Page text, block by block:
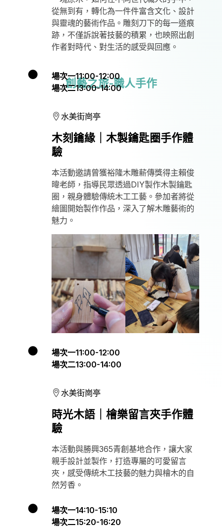
從無到有，轉化為一件件富含文化、設計
與靈魂的藝術作品。雕刻刀下的每一道痕
跡，不僅訴說著技藝的積累，也映照出創
作者對時代、對生活的感受與回應。
創藝之旅-職人手作
場次一11:00-12:00
場次二13:00-14:00
水美街崗亭
木刻鑰緣｜木製鑰匙圈手作體
驗
本活動邀請曾獲裕隆木雕薪傳獎得主賴俊
暐老師，指導民眾透過DIY製作木製鑰匙
圈，親身體驗傳統木工工藝。參加者將從
繪圖開始製作作品，深入了解木雕藝術的
魅力。
場次一11:00-12:00
場次二13:00-14:00
水美街崗亭
時光木語｜檜樂留言夾手作體
驗
本活動與勝興365青創基地合作，讓大家
親手設計並製作，打造專屬的可愛留言
夾，感受傳統木工技藝的魅力與檜木的自
然芳香。
場次一14:10-15:10
場次二15:20-16:20